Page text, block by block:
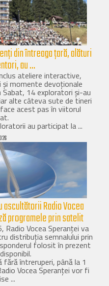
din întreaga țară, alături
au ...
ateliere interactive,
momente devoționale
14 exploratori și-au
alte câteva sute de tineri
acest pas în viitorul
au participat la ...
Radio Vocea
programele prin satelit
Radio Vocea Speranței va
distribuția semnalului prin
folosit în prezent
întreruperi, până la 1
Vocea Speranței vor fi
...